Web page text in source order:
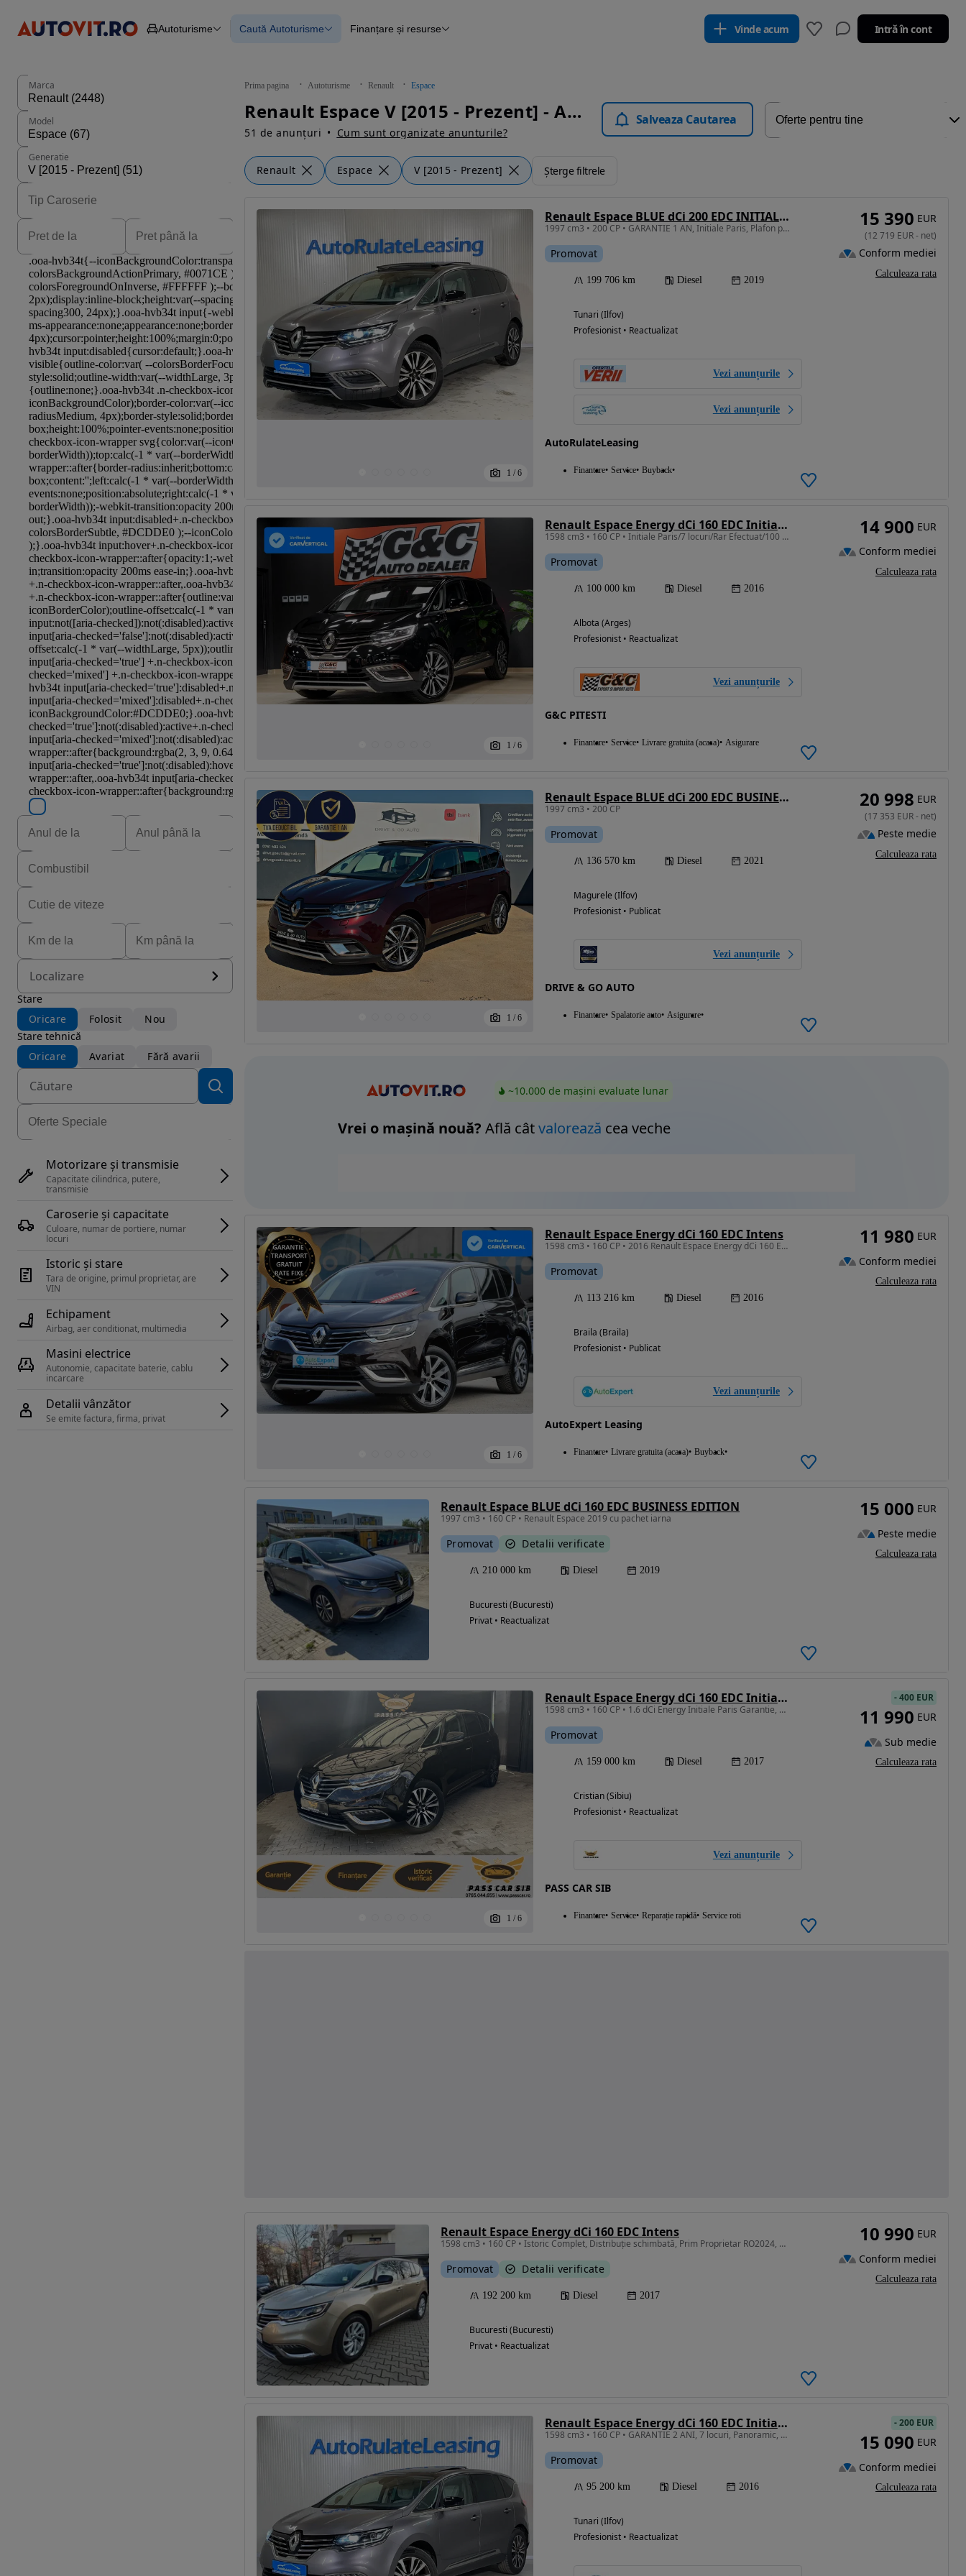
Autoturisme
Autoturisme
Mașini electrice
Mașini cu detalii verificate
Caută Autoturisme
Blog Autovit.ro
Finanțare și resurse Vinde acum Intră în cont
Prima pagina Autoturisme Renault Espace
Renault Espace V [2015 - Prezent] - Autoturisme
51 de anunțuri Cum sunt organizate anunturile?
Salveaza Cautarea
Renault Espace V [2015 - Prezent] Șterge filtrele
Marca
Model
Generatie
Eligibil pentru
Localizare
Stare
Oricare
Folosit
Nou
Stare tehnică
Oricare
Avariat Fără avarii
Motorizare și transmisie
Capacitate cilindrica, putere,
transmisie
Caroserie și capacitate
Culoare, numar de portiere, numar
locuri
Istoric și stare
Tara de origine, primul proprietar, are
Echipament
Airbag, aer conditionat, multimedia
Masini electrice
Autonomie, capacitate baterie, cablu
Detalii vânzător
Se emite factura, firma, privat
1 / 6
Renault Espace BLUE dCi 200 EDC INITIALE PARIS
1997 cm3 • 200 CP • GARANTIE 1 AN, Initiale Paris, Plafon panoramic, Piele, Bose, HUD
Promovat
199 706 km Diesel 2019
Tunari (Ilfov)
Profesionist • Reactualizat
Vezi anunțurile
Vezi anunțurile
AutoRulateLeasing
Finantare Service Buyback
15 390 EUR
(12 719 EUR- net)
Conform mediei
Calculeaza rata
1 / 6
Renault Espace Energy dCi 160 EDC Initiale Paris
1598 cm3 • 160 CP • Initiale Paris/7 locuri/Rar Efectuat/100 000 km/4Control
Promovat
100 000 km Diesel 2016
Albota (Arges)
Profesionist • Reactualizat
Vezi anunțurile
G&C PITESTI
Finantare Service Livrare gratuita (acasa) Asigurare
14 900 EUR
Conform mediei
Calculeaza rata
1 / 6
Renault Espace BLUE dCi 200 EDC BUSINESS EDITION
1997 cm3 • 200 CP
Promovat
136 570 km Diesel 2021
Magurele (Ilfov)
Profesionist • Publicat
Vezi anunțurile
DRIVE & GO AUTO
Finantare Spalatorie auto Asigurare
20 998 EUR
(17 353 EUR- net)
Peste medie
Calculeaza rata
~10.000 de mașini evaluate lunar
Vrei o mașină nouă? Află câtvalorează cea veche
1 / 6
Renault Espace Energy dCi 160 EDC Intens
1598 cm3 • 160 CP • 2016 Renault Espace Energy dCi 160 EDC Intens / RATE FIXE /
Promovat
113 216 km Diesel 2016
Braila (Braila)
Profesionist • Publicat
Vezi anunțurile
AutoExpert Leasing
Finantare Livrare gratuita (acasa) Buyback
11 980 EUR
Conform mediei
Calculeaza rata
Renault Espace BLUE dCi 160 EDC BUSINESS EDITION
1997 cm3 • 160 CP • Renault Espace 2019 cu pachet iarna
Promovat Detalii verificate
210 000 km Diesel 2019
Bucuresti (Bucuresti)
Privat • Reactualizat
15 000 EUR
Peste medie
Calculeaza rata
1 / 6
Renault Espace Energy dCi 160 EDC Initiale Paris
1598 cm3 • 160 CP • 1.6 dCi Energy Initiale Paris Garantie, Rate
Promovat
159 000 km Diesel 2017
Cristian (Sibiu)
Profesionist • Reactualizat
Vezi anunțurile
PASS CAR SIB
Finantare Service Reparație rapidă Service roti
-400 EUR
11 990 EUR
Sub medie
Calculeaza rata
Renault Espace Energy dCi 160 EDC Intens
1598 cm3 • 160 CP • Istoric Complet, Distribuție schimbată, Prim Proprietar RO2024, Belgia
Promovat Detalii verificate
192 200 km Diesel 2017
Bucuresti (Bucuresti)
Privat • Reactualizat
10 990 EUR
Conform mediei
Calculeaza rata
Renault Espace Energy dCi 160 EDC Initiale Paris
1598 cm3 • 160 CP • GARANTIE 2 ANI, 7 locuri, Panoramic, BOSE, HUD, Pilot adaptiv
Promovat
95 200 km Diesel 2016
Tunari (Ilfov)
Profesionist • Reactualizat
-200 EUR
15 090 EUR
Conform mediei
Calculeaza rata